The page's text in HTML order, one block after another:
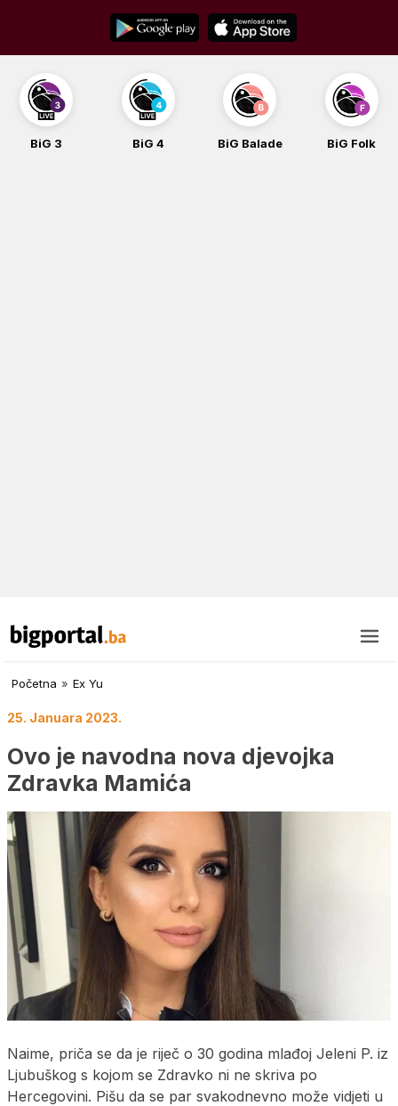
content
BiG 3 BiG 4 BiG Balade BiG Folk
Početna » Ex Yu
25. Januara 2023.
Ovo je navodna nova djevojka
Zdravka Mamića
Naime, priča se da je riječ o 30 godina mlađoj Jeleni P. iz
Ljubuškog s kojom se Zdravko ni ne skriva po
Hercegovini. Pišu da se par svakodnevno može vidjeti u